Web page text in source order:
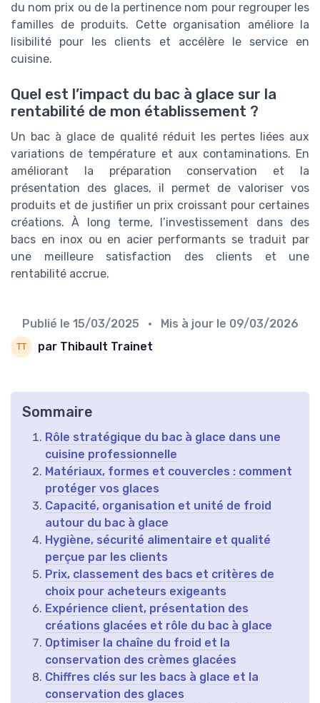
du nom prix ou de la pertinence nom pour regrouper les
familles de produits. Cette organisation améliore la
lisibilité pour les clients et accélère le service en
cuisine.
Quel est l’impact du bac à glace sur la
rentabilité de mon établissement ?
Un bac à glace de qualité réduit les pertes liées aux
variations de température et aux contaminations. En
améliorant la préparation conservation et la
présentation des glaces, il permet de valoriser vos
produits et de justifier un prix croissant pour certaines
créations. À long terme, l’investissement dans des
bacs en inox ou en acier performants se traduit par
une meilleure satisfaction des clients et une
rentabilité accrue.
Publié le 15/03/2025 • Mis à jour le 09/03/2026
par Thibault Trainet
Sommaire
Rôle stratégique du bac à glace dans une
cuisine professionnelle
Matériaux, formes et couvercles : comment
protéger vos glaces
Capacité, organisation et unité de froid
autour du bac à glace
Hygiène, sécurité alimentaire et qualité
perçue par les clients
Prix, classement des bacs et critères de
choix pour acheteurs exigeants
Expérience client, présentation des
créations glacées et rôle du bac à glace
Optimiser la chaîne du froid et la
conservation des crèmes glacées
Chiffres clés sur les bacs à glace et la
conservation des glaces